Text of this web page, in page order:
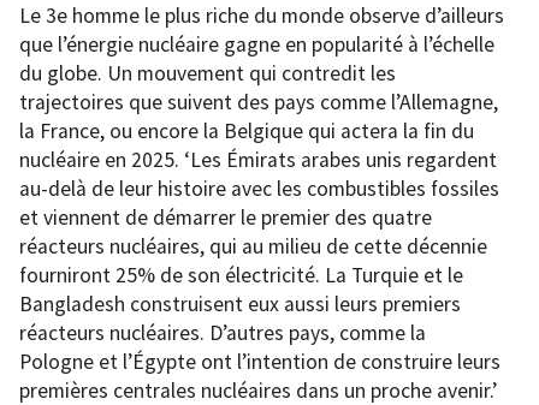
Le 3e homme le plus riche du monde observe d’ailleurs
que l’énergie nucléaire gagne en popularité à l’échelle
du globe. Un mouvement qui contredit les
trajectoires que suivent des pays comme l’Allemagne,
la France, ou encore la Belgique qui actera la fin du
nucléaire en 2025. ‘Les Émirats arabes unis regardent
au-delà de leur histoire avec les combustibles fossiles
et viennent de démarrer le premier des quatre
réacteurs nucléaires, qui au milieu de cette décennie
fourniront 25% de son électricité. La Turquie et le
Bangladesh construisent eux aussi leurs premiers
réacteurs nucléaires. D’autres pays, comme la
Pologne et l’Égypte ont l’intention de construire leurs
premières centrales nucléaires dans un proche avenir.’